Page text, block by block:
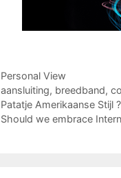
Categories
Personal View
Tags
aansluiting, breedband,
Patatje Amerikaanse Stijl ?
Should we embrace